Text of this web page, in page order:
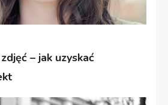
– jak uzyskać